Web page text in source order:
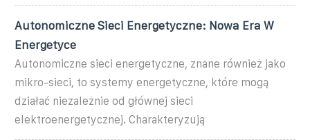
Autonomiczne Sieci Energetyczne: Nowa Era W
Energetyce
Autonomiczne sieci energetyczne, znane również jako
mikro-sieci, to systemy energetyczne, które mogą
działać niezależnie od głównej sieci
elektroenergetycznej. Charakteryzują